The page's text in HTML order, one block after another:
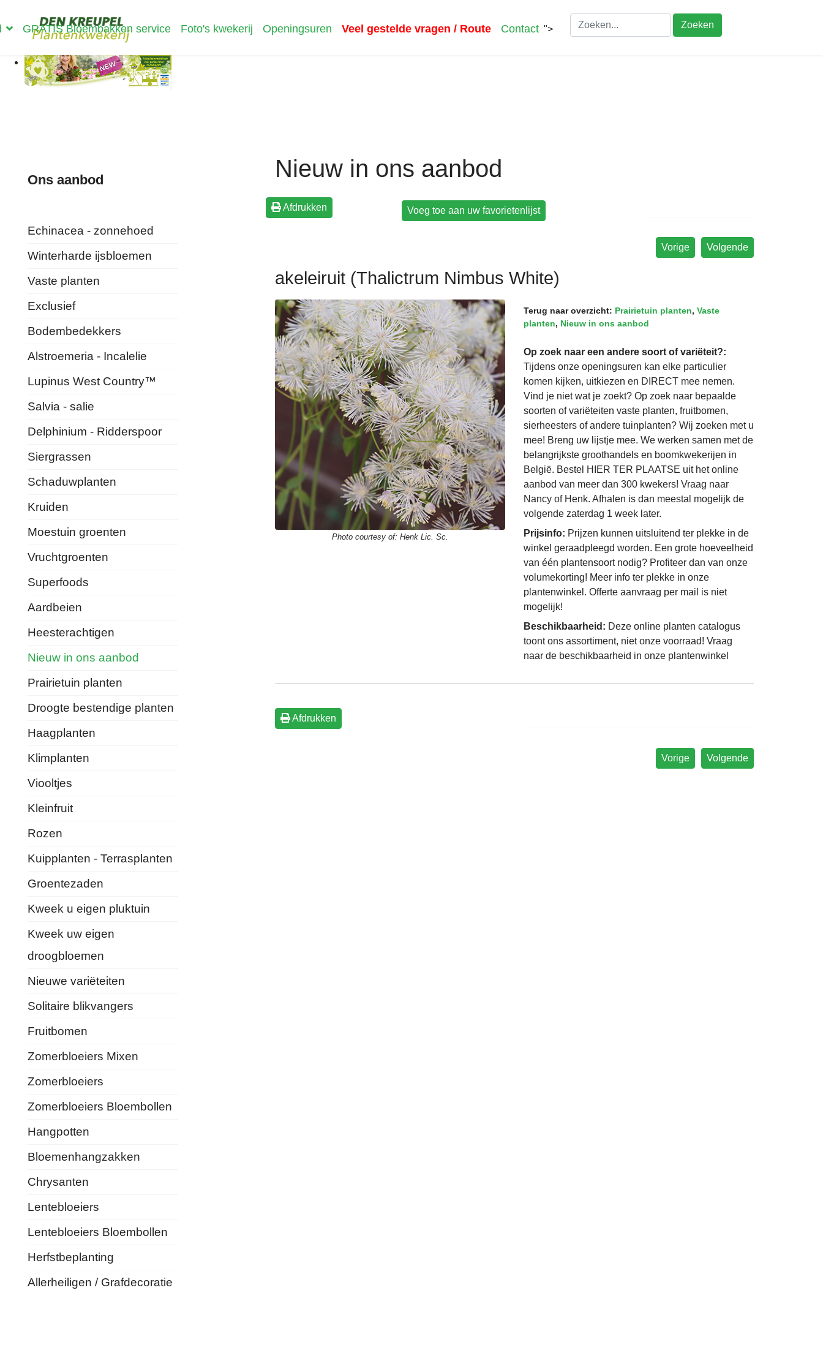
GRATIS Bloembakken service Foto's kwekerij Openingsuren Veel gestelde vragen / Route Contact "> Zoeken
Ons aanbod
Echinacea - zonnehoed
Winterharde ijsbloemen
Vaste planten
Exclusief
Bodembedekkers
Alstroemeria - Incalelie
Lupinus West Country™
Salvia - salie
Delphinium - Ridderspoor
Siergrassen
Schaduwplanten
Kruiden
Moestuin groenten
Vruchtgroenten
Superfoods
Aardbeien
Heesterachtigen
Nieuw in ons aanbod
Prairietuin planten
Droogte bestendige planten
Haagplanten
Klimplanten
Viooltjes
Kleinfruit
Rozen
Kuipplanten - Terrasplanten
Groentezaden
Kweek u eigen pluktuin
Kweek uw eigen
droogbloemen
Nieuwe variëteiten
Solitaire blikvangers
Fruitbomen
Zomerbloeiers Mixen
Zomerbloeiers
Zomerbloeiers Bloembollen
Hangpotten
Bloemenhangzakken
Chrysanten
Lentebloeiers
Lentebloeiers Bloembollen
Herfstbeplanting
Allerheiligen / Grafdecoratie
Nieuw in ons aanbod
Afdrukken
Volgende
Vorige
akeleiruit (Thalictrum Nimbus White)
Photo courtesy of: Henk Lic. Sc.
Terug naar overzicht: Prairietuin planten, Vaste
planten, Nieuw in ons aanbod
Op zoek naar een andere soort of variëteit?:
Tijdens onze openingsuren kan elke particulier
komen kijken, uitkiezen en DIRECT mee nemen.
Vind je niet wat je zoekt? Op zoek naar bepaalde
soorten of variëteiten vaste planten, fruitbomen,
sierheesters of andere tuinplanten? Wij zoeken met u
mee! Breng uw lijstje mee. We werken samen met de
belangrijkste groothandels en boomkwekerijen in
België. Bestel HIER TER PLAATSE uit het online
aanbod van meer dan 300 kwekers! Vraag naar
Nancy of Henk. Afhalen is dan meestal mogelijk de
volgende zaterdag 1 week later.
Prijsinfo: Prijzen kunnen uitsluitend ter plekke in de
winkel geraadpleegd worden. Een grote hoeveelheid
van één plantensoort nodig? Profiteer dan van onze
volumekorting! Meer info ter plekke in onze
plantenwinkel. Offerte aanvraag per mail is niet
mogelijk!
Beschikbaarheid: Deze online planten catalogus
toont ons assortiment, niet onze voorraad! Vraag
naar de beschikbaarheid in onze plantenwinkel
Afdrukken
Volgende
Vorige